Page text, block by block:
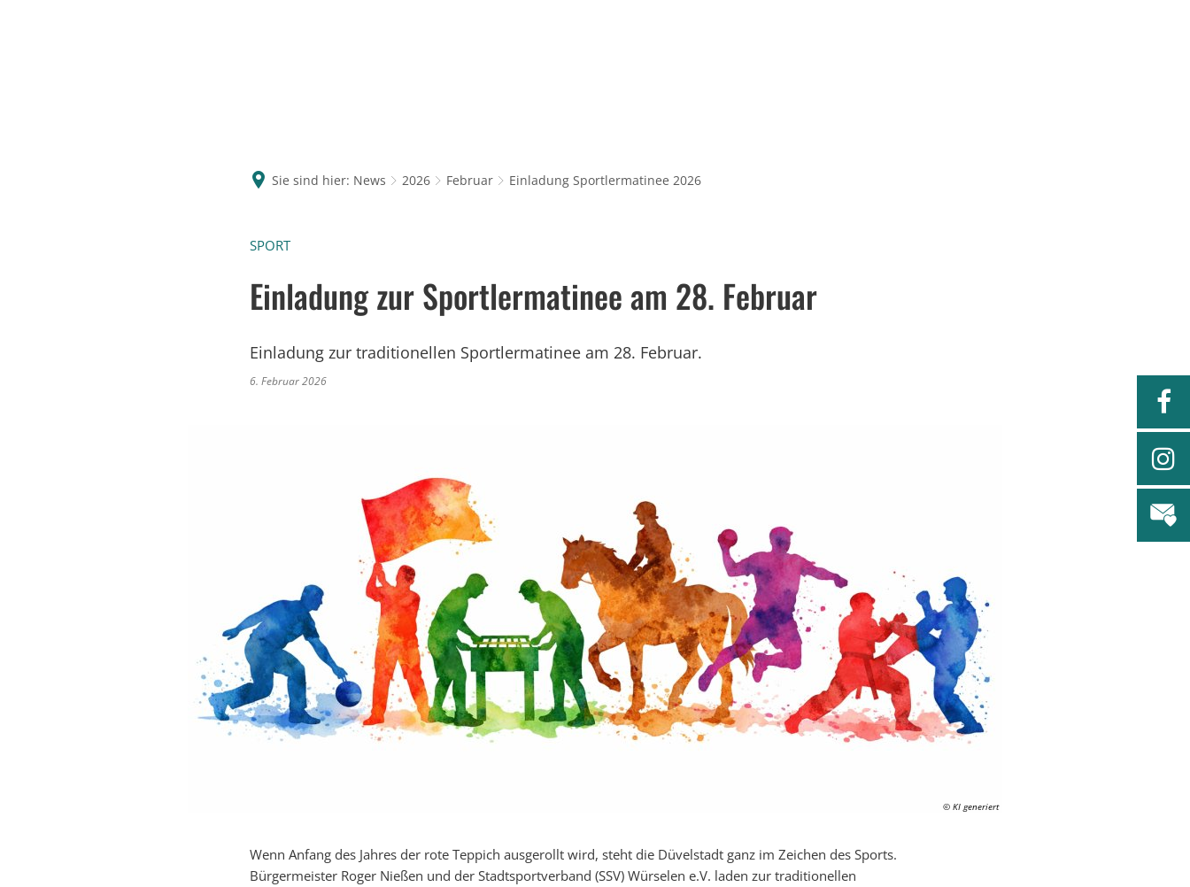
Sie sind hier: News 2026 Februar Einladung Sportlermatinee 2026
SPORT
Einladung zur Sportlermatinee am 28. Februar
Einladung zur traditionellen Sportlermatinee am 28. Februar.
6. Februar 2026
© KI generiert
Wenn Anfang des Jahres der rote Teppich ausgerollt wird, steht die Düvelstadt ganz im Zeichen des Sports.
Bürgermeister Roger Nießen und der Stadtsportverband (SSV) Würselen e.V. laden zur traditionellen